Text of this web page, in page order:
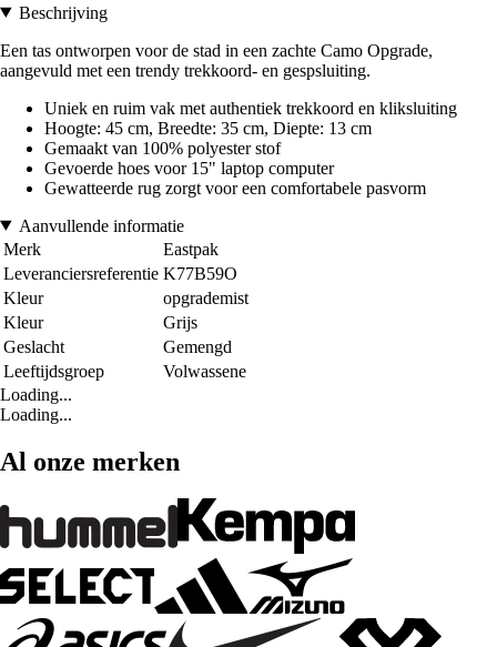
Beschrijving
Een tas ontworpen voor de stad in een zachte Camo Opgrade,
aangevuld met een trendy trekkoord- en gespsluiting.
Uniek en ruim vak met authentiek trekkoord en kliksluiting
Hoogte: 45 cm, Breedte: 35 cm, Diepte: 13 cm
Gemaakt van 100% polyester stof
Gevoerde hoes voor 15" laptop computer
Gewatteerde rug zorgt voor een comfortabele pasvorm
Aanvullende informatie
Merk
Eastpak
Leveranciersreferentie K77B59O
Kleur
opgrademist
Kleur
Grijs
Geslacht
Gemengd
Leeftijdsgroep
Volwassene
Loading...
Loading...
Al onze merken